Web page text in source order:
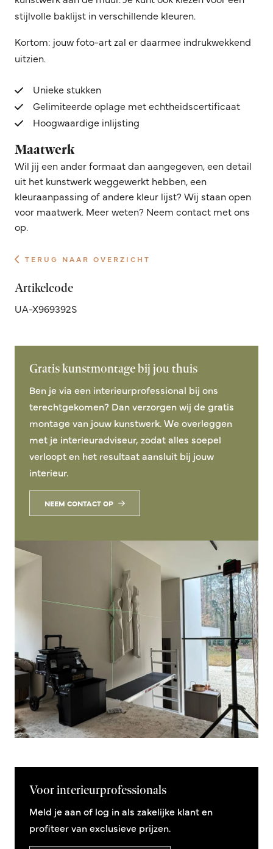
stijlvolle baklijst in verschillende kleuren.
Kortom: jouw foto-art zal er daarmee indrukwekkend
uitzien.
Unieke stukken
Gelimiteerde oplage met echtheidscertificaat
Hoogwaardige inlijsting
Maatwerk
Wil jij een ander formaat dan aangegeven, een detail
uit het kunstwerk weggewerkt hebben, een
kleuraanpassing of andere kleur lijst? Wij staan open
voor maatwerk. Meer weten? Neem contact met ons
op.
TERUG NAAR OVERZICHT
Artikelcode
UA-X969392S
Gratis kunstmontage bij jou thuis
Ben je via een interieurprofessional bij ons
terechtgekomen? Dan verzorgen wij de gratis
montage van jouw kunstwerk. We overleggen
met je interieuradviseur, zodat alles soepel
verloopt en het resultaat aansluit bij jouw
interieur.
NEEM CONTACT OP
Voor interieurprofessionals
Meld je aan of log in als zakelijke klant en
profiteer van exclusieve prijzen.